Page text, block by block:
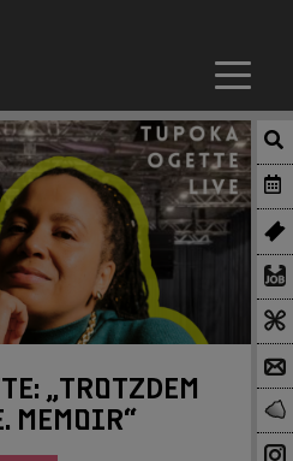
„TROTZDEM
MEMOIR“